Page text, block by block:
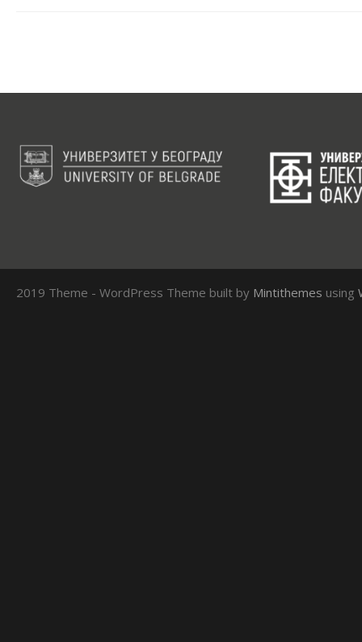
2019 Theme - WordPress Theme built by Mintithemes using